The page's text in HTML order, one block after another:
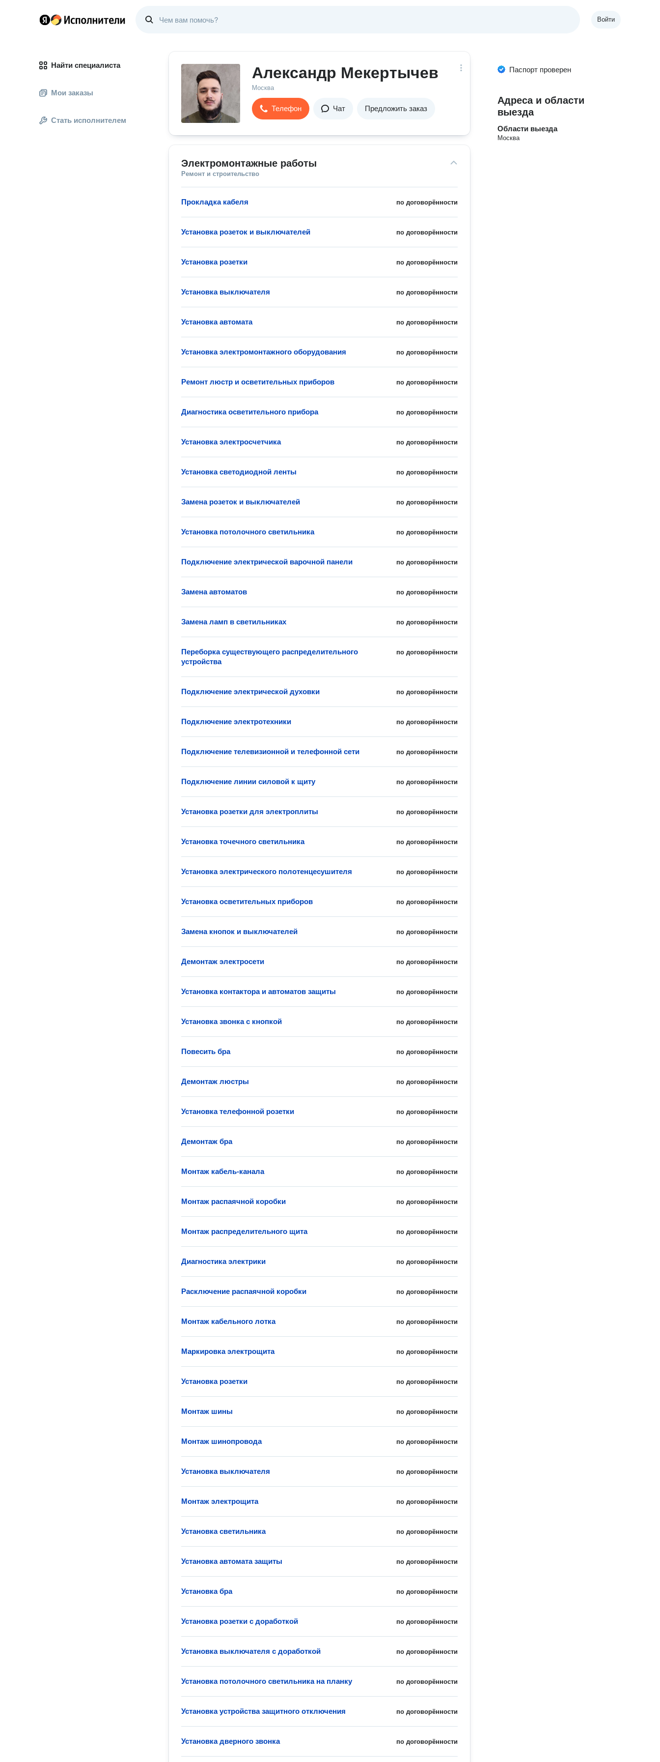
Войти
Найти специалиста
Мои заказы
Стать исполнителем
Александр Мекертычев
Москва
Телефон Чат Предложить заказ
Электромонтажные работы
Ремонт и строительство
по договорённости
Прокладка кабеля
по договорённости
Установка розеток и выключателей
по договорённости
Установка розетки
по договорённости
Установка выключателя
по договорённости
Установка автомата
по договорённости
Установка электромонтажного оборудования
по договорённости
Ремонт люстр и осветительных приборов
по договорённости
Диагностика осветительного прибора
по договорённости
Установка электросчетчика
по договорённости
Установка светодиодной ленты
по договорённости
Замена розеток и выключателей
по договорённости
Установка потолочного светильника
по договорённости
Подключение электрической варочной панели
по договорённости
Замена автоматов
по договорённости
Замена ламп в светильниках
по договорённости
Переборка существующего распределительного
устройства
по договорённости
Подключение электрической духовки
по договорённости
Подключение электротехники
по договорённости
Подключение телевизионной и телефонной сети
по договорённости
Подключение линии силовой к щиту
по договорённости
Установка розетки для электроплиты
по договорённости
Установка точечного светильника
по договорённости
Установка электрического полотенцесушителя
по договорённости
Установка осветительных приборов
по договорённости
Замена кнопок и выключателей
по договорённости
Демонтаж электросети
по договорённости
Установка контактора и автоматов защиты
по договорённости
Установка звонка с кнопкой
по договорённости
Повесить бра
по договорённости
Демонтаж люстры
по договорённости
Установка телефонной розетки
по договорённости
Демонтаж бра
по договорённости
Монтаж кабель-канала
по договорённости
Монтаж распаячной коробки
по договорённости
Монтаж распределительного щита
по договорённости
Диагностика электрики
по договорённости
Расключение распаячной коробки
по договорённости
Монтаж кабельного лотка
по договорённости
Маркировка электрощита
по договорённости
Установка розетки
по договорённости
Монтаж шины
по договорённости
Монтаж шинопровода
по договорённости
Установка выключателя
по договорённости
Монтаж электрощита
по договорённости
Установка светильника
по договорённости
Установка автомата защиты
по договорённости
Установка бра
по договорённости
Установка розетки с доработкой
по договорённости
Установка выключателя с доработкой
по договорённости
Установка потолочного светильника на планку
по договорённости
Установка устройства защитного отключения
по договорённости
Установка дверного звонка
Паспорт проверен
Адреса и области
выезда
Области выезда
Москва